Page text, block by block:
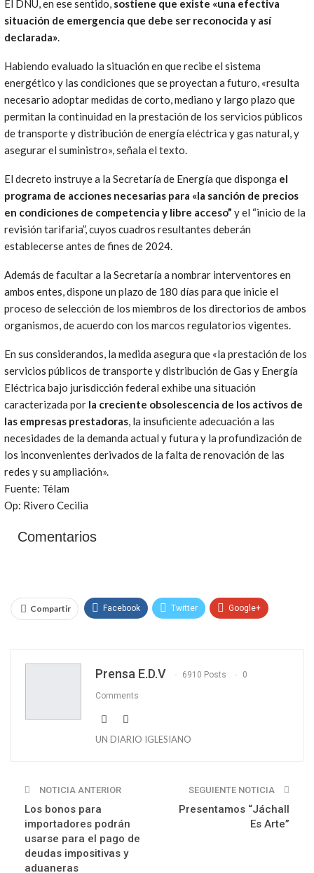
El DNU, en ese sentido, sostiene que existe «una efectiva
situación de emergencia que debe ser reconocida y así
declarada».
Habiendo evaluado la situación en que recibe el sistema
energético y las condiciones que se proyectan a futuro, «resulta
necesario adoptar medidas de corto, mediano y largo plazo que
permitan la continuidad en la prestación de los servicios públicos
de transporte y distribución de energía eléctrica y gas natural, y
asegurar el suministro», señala el texto.
El decreto instruye a la Secretaría de Energía que disponga el
programa de acciones necesarias para «la sanción de precios
en condiciones de competencia y libre acceso” y el “inicio de la
revisión tarifaria”, cuyos cuadros resultantes deberán
establecerse antes de fines de 2024.
Además de facultar a la Secretaría a nombrar interventores en
ambos entes, dispone un plazo de 180 días para que inicie el
proceso de selección de los miembros de los directorios de ambos
organismos, de acuerdo con los marcos regulatorios vigentes.
En sus considerandos, la medida asegura que «la prestación de los
servicios públicos de transporte y distribución de Gas y Energía
Eléctrica bajo jurisdicción federal exhibe una situación
caracterizada por la creciente obsolescencia de los activos de
las empresas prestadoras, la insuficiente adecuación a las
necesidades de la demanda actual y futura y la profundización de
los inconvenientes derivados de la falta de renovación de las
redes y su ampliación».
Fuente: Télam
Op: Rivero Cecilia
Comentarios
Compartir Facebook Twitter Google+
Prensa E.D.V 6910 Posts 0
Comments
UN DIARIO IGLESIANO
NOTICIA ANTERIOR
Los bonos para
importadores podrán
usarse para el pago de
deudas impositivas y
aduaneras
SEGUIENTE NOTICIA
Presentamos “Jáchall
Es Arte”